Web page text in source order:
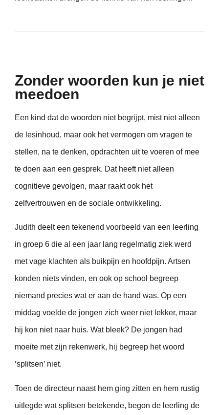
Zonder woorden kun je niet
meedoen
Een kind dat de woorden niet begrijpt, mist niet alleen
de lesinhoud, maar ook het vermogen om vragen te
stellen, na te denken, opdrachten uit te voeren of mee
te doen aan een gesprek. Dat heeft niet alleen
cognitieve gevolgen, maar raakt ook het
zelfvertrouwen en de sociale ontwikkeling.
Judith deelt een tekenend voorbeeld van een leerling
in groep 6 die al een jaar lang regelmatig ziek werd
met vage klachten als buikpijn en hoofdpijn. Artsen
konden niets vinden, en ook op school begreep
niemand precies wat er aan de hand was. Op een
middag voelde de jongen zich weer niet lekker, maar
hij kon niet naar huis. Wat bleek? De jongen had
moeite met zijn rekenwerk, hij begreep het woord
‘splitsen’ niet.
Toen de directeur naast hem ging zitten en hem rustig
uitlegde wat splitsen betekende, begon de leerling de